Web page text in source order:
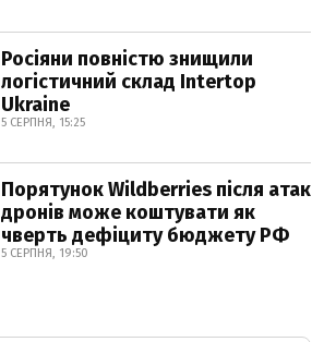
Росіяни повністю знищили
логістичний склад Intertop
Ukraine
5 СЕРПНЯ, 15:25
Порятунок Wildberries після атак
дронів може коштувати як
чверть дефіциту бюджету РФ
5 СЕРПНЯ, 19:50